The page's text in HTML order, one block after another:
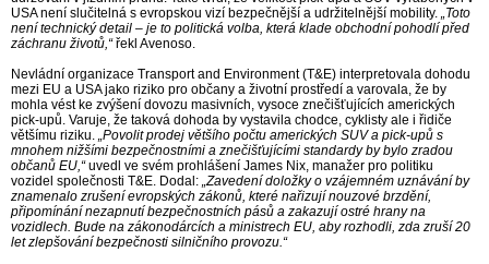
USA není slučitelná s evropskou vizí bezpečnější a udržitelnější mobility. „Toto
není technický detail – je to politická volba, která klade obchodní pohodlí před
záchranu životů,“řekl Avenoso.
Nevládní organizace Transport and Environment (T&E) interpretovala dohodu
mezi EU a USA jako riziko pro občany a životní prostředí a varovala, že by
mohla vést ke zvýšení dovozu masivních, vysoce znečišťujících amerických
pick-upů. Varuje, že taková dohoda by vystavila chodce, cyklisty ale i řidiče
většímu riziku. „Povolit prodej většího počtu amerických SUV a pick-upů s
mnohem nižšími bezpečnostními a znečišťujícími standardy by bylo zradou
občanů EU,“uvedl ve svém prohlášení James Nix, manažer pro politiku
vozidel společnosti T&E. Dodal: „Zavedení doložky o vzájemném uznávání by
znamenalo zrušení evropských zákonů, které nařizují nouzové brzdění,
připomínání nezapnutí bezpečnostních pásů a zakazují ostré hrany na
vozidlech. Bude na zákonodárcích a ministrech EU, aby rozhodli, zda zruší 20
let zlepšování bezpečnosti silničního provozu.“